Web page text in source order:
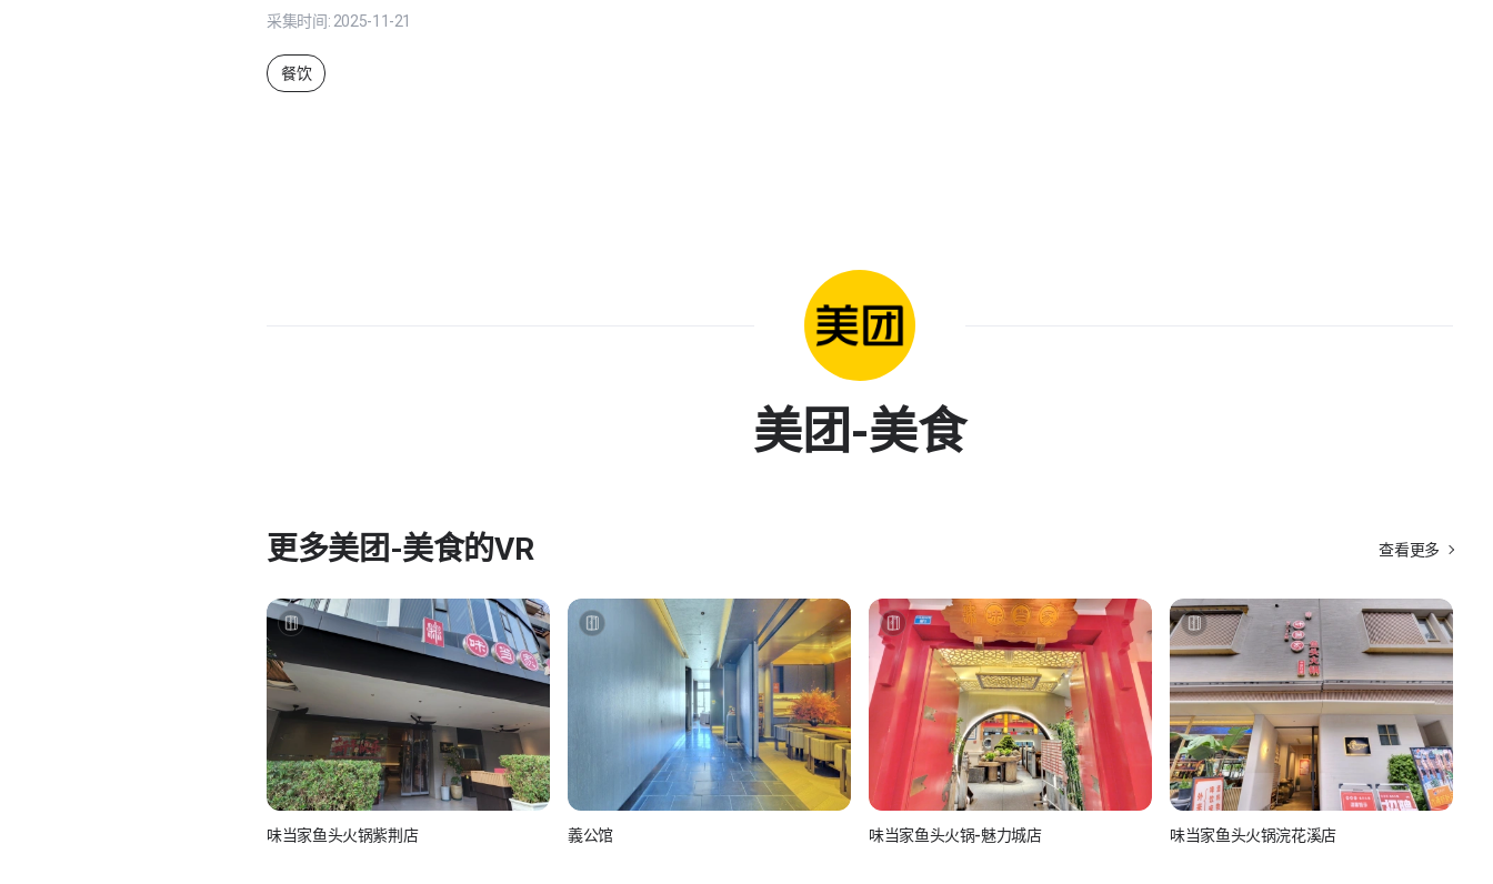
采集时间: 2025-11-21
餐饮
美团-美食
更多美团-美食的VR 查看更多
味当家鱼头火锅紫荆店 義公馆 味当家鱼头火锅-魅力城店 味当家鱼头火锅浣花溪店